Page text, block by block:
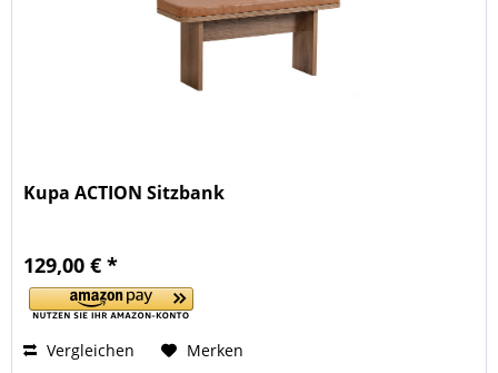
Kupa ACTION Sitzbank
129,00 € *
Vergleichen Merken